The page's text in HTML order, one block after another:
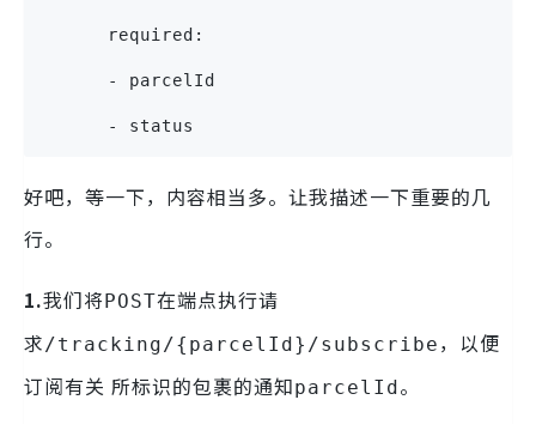
      required:
      - parcelId
      - status
好吧，等一下，内容相当多。让我描述一下重要的几
行。
1.我们将POST在端点执行请
求 /tracking/{parcelId}/subscribe ，以便
订阅有关 所标识的包裹的通知parcelId。